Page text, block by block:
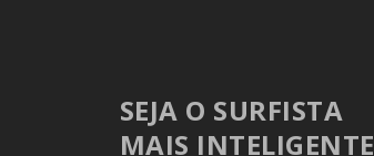
SEJA O SURFISTA
MAIS INTELIGENTE